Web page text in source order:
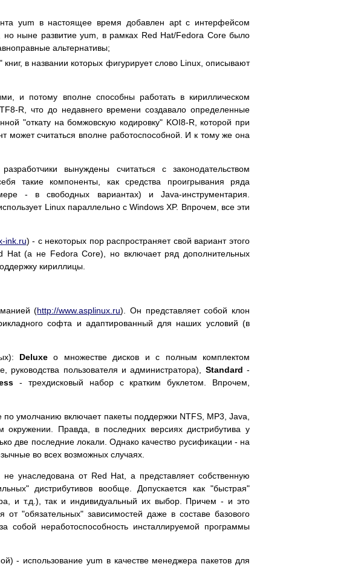
yum в настоящее время добавлен apt с интерфейсом
но ныне развитие yum, в рамках Red Hat/Fedora Core было
альтернативы;
в названии которых фигурирует слово Linux, описывают
и потому вполне способны работать в кириллическом
R, что до недавнего времени создавало определенные
"откату на бомжовскую кодировку" KOI8-R, которой при
может считаться вполне работоспособной. И к тому же она
вынуждены считаться с законодательством
такие компоненты, как средства проигрывания ряда
- в свободных вариантах) и Java-инструментария.
Linux параллельно с Windows XP. Впрочем, все эти
ink.ru) - с некоторых пор распространяет свой вариант этого
Hat (а не Fedora Core), но включает ряд дополнительных
кириллицы.
(http://www.asplinux.ru). Он представляет собой клон
софта и адаптированный для наших условий (в
Deluxeо множестве дисков и с полным комплектом
пользователя и администратора), Standard -
- трехдисковый набор с кратким буклетом. Впрочем,
умолчанию включает пакеты поддержки NTFS, MP3, Java,
Правда, в последних версиях дистрибутива у
две последние локали. Однако качество русификации - на
во всех возможных случаях.
унаследована от Red Hat, а представляет собственную
дистрибутивов вообще. Допускается как "быстрая"
и т.д.), так и индивидуальный их выбор. Причем - и это
"обязательных" зависимостей даже в составе базового
собой неработоспособность инсталлируемой программы
- использование yum в качестве менеджера пакетов для